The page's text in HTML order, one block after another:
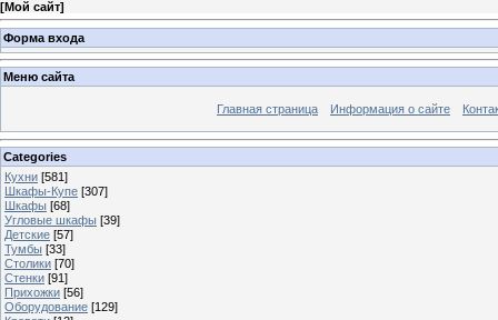
[Мой сайт]
Форма входа
Меню сайта
Главная страница Информация о сайте
Categories
Кухни [581]
Шкафы-Купе [307]
Шкафы [68]
Угловые шкафы [39]
Детские [57]
Тумбы [33]
Столики [70]
Стенки [91]
Прихожки [56]
Оборудование [129]